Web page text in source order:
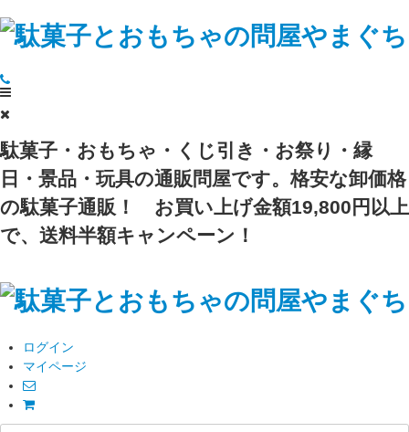
駄菓子・おもちゃ・くじ引き・お祭り・縁
日・景品・玩具の通販問屋です。格安な卸価格
の駄菓子通販！
お買い上げ金額19,800円以上
で、送料半額キャンペーン！
ログイン
マイページ